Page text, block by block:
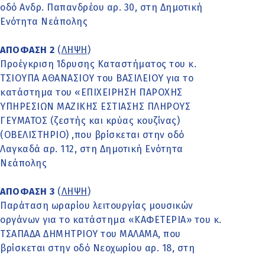
οδό Ανδρ. Παπανδρέου αρ. 30, στη Δημοτική
Ενότητα Νεάπολης
ΑΠΟΦΑΣΗ 2 (ΛΗΨΗ )
Προέγκριση Ίδρυσης Καταστήματος του κ.
ΤΣΙΟΥΠΑ ΑΘΑΝΑΣΙΟΥ του ΒΑΣΙΛΕΙΟΥ για το
κατάστημα του «ΕΠΙΧΕΙΡΗΣΗ ΠΑΡΟΧΗΣ
ΥΠΗΡΕΣΙΩΝ ΜΑΖΙΚΗΣ ΕΣΤΙΑΣΗΣ ΠΛΗΡΟΥΣ
ΓΕΥΜΑΤΟΣ (ζεστής και κρύας κουζίνας)
(ΟΒΕΛΙΣΤΗΡΙΟ) ,που βρίσκεται στην οδό
Λαγκαδά αρ. 112, στη Δημοτική Ενότητα
Νεάπολης
ΑΠΟΦΑΣΗ 3 (ΛΗΨΗ )
Παράταση ωραρίου λειτουργίας μουσικών
οργάνων για το κατάστημα «ΚΑΦΕΤΕΡΙΑ» του κ.
ΤΣΑΠΑΔΑ ΔΗΜΗΤΡΙΟΥ του ΜΑΛΑΜΑ, που
βρίσκεται στην οδό Νεοχωρίου αρ. 18, στη